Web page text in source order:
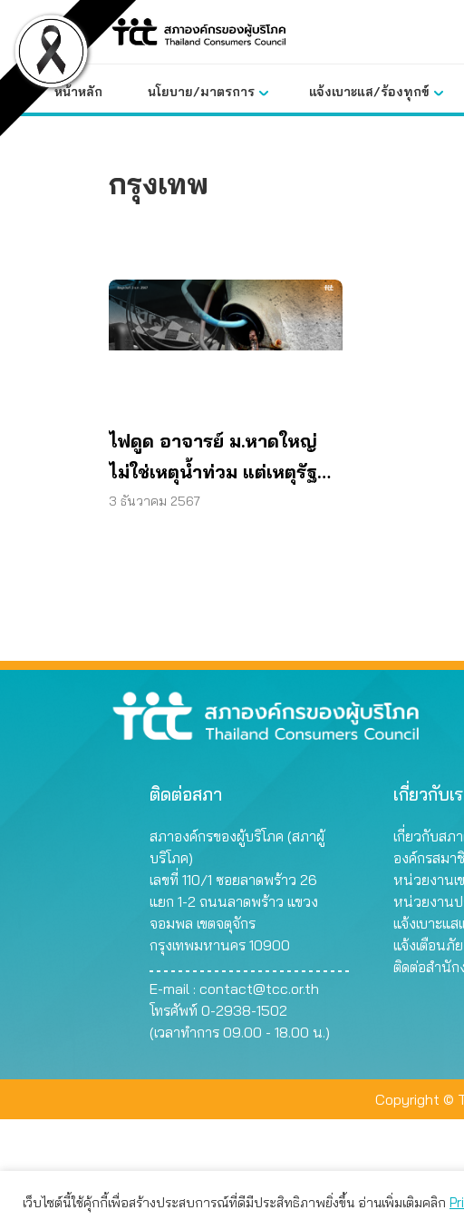
content
หน้าหลัก นโยบาย/มาตรการ แจ้งเบาะแส/ร้องทุกข์
กรุงเทพ
ไฟดูด อาจารย์ ม.หาดใหญ่
ไม่ใช่เหตุน้ำท่วม แต่เหตุรัฐ
ปล่อยปละ
3 ธันวาคม 2567
ติดต่อสภา
สภาองค์กรของผู้บริโภค (สภาผู้
บริโภค)
เลขที่ 110/1 ซอยลาดพร้าว 26
แยก 1-2 ถนนลาดพร้าว แขวง
จอมพล เขตจตุจักร
กรุงเทพมหานคร 10900
E-mail : contact@tcc.or.th
โทรศัพท์ 0-2938-1502
(เวลาทำการ 09.00 - 18.00 น.)
เกี่ยวกับเ
เกี่ยวกับสภ
องค์กรสมา
หน่วยงานเ
หน่วยงานป
แจ้งเบาะแ
แจ้งเตือนภัย
ติดต่อสำนัก
Copyright ©
เว็บไซต์นี้ใช้คุ้กกี้เพื่อสร้างประสบการณ์ที่ดีมีประสิทธิภาพยิ่งขึ้น อ่านเพิ่มเติมคลิก
เว็บไซต์นี้ใช้คุกกี้เพื่อมอบประสบการณ์การใช้งานที่ดีให้แก่ท่าน คุณสาม